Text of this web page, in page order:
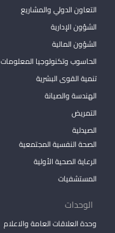
التعاون الدولي والمشاريع
الشؤون الإدارية
الشؤون المالية
الحاسوب وتكنولوجيا المعلومات
تنمية القوى البشرية
الهندسة والصيانة
التمريض
الصيدلية
الصحة النفسية المجتمعية
الرعاية الصحية الأولية
المستشفيات
الوحدات
وحدة العلاقات العامة والاعلام